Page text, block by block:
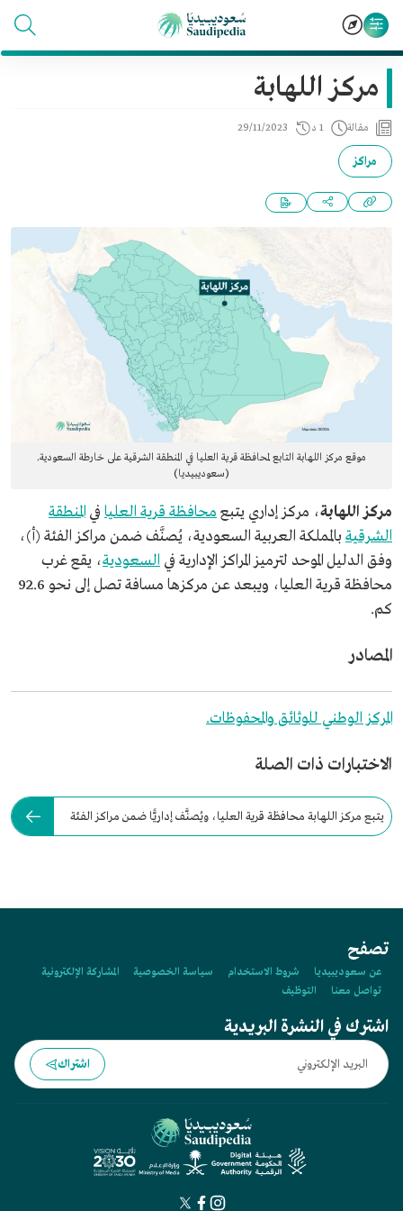
مركز اللهابة
مقالة 1 د 29/11/2023
مراكز
موقع مركز اللهابة التابع لمحافظة قرية العليا في المنطقة الشرقية على خارطة السعودية.
(سعوديبيديا)
مركز اللهابة، مركز إداري يتبع محافظة قرية العليا في المنطقة
الشرقية بالمملكة العربية السعودية، يُصنَّف ضمن مراكز الفئة (أ)،
وفق الدليل الموحد لترميز المراكز الإدارية في السعودية، يقع غرب
محافظة قرية العليا، ويبعد عن مركزها مسافة تصل إلى نحو 92.6
كم.
المصادر
المركز الوطني للوثائق والمحفوظات.
الاختبارات ذات الصلة
يتبع مركز اللهابة محافظة قرية العليا، ويُصنَّف إداريًّا ضمن مراكز الفئة
تصفح
عن سعوديبيديا شروط الاستخدام سياسة الخصوصية
المشاركة الإلكترونية
تواصل معنا
التوظيف
اشترك في النشرة البريدية
اشتراك